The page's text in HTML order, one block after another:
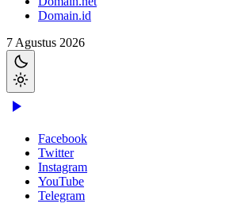
Domain.id
7 Agustus 2026
Facebook
Twitter
Instagram
YouTube
Telegram